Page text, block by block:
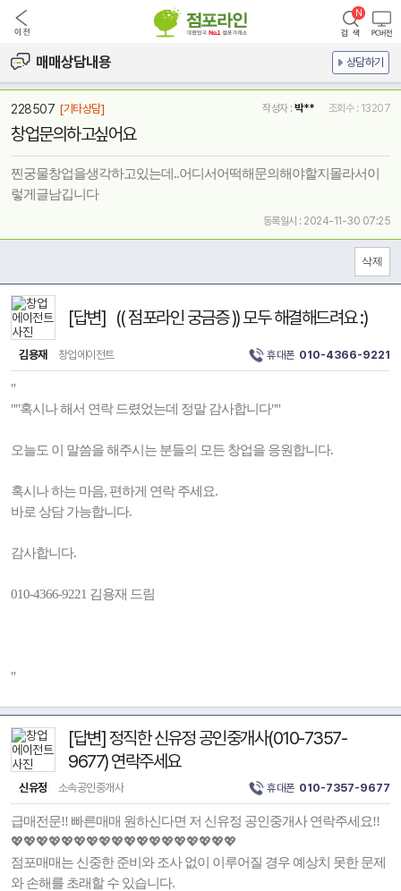
매매상담내용 상담하기
228507 [기타상담] 작성자 : 박** 조회수 : 13207
창업문의하고싶어요
찐궁물창업을생각하고있는데..어디서어떡해문의해야할지몰라서이
렇게글남깁니다
등록일시 : 2024-11-30 07:25
[답변] (( 점포라인 궁금증 )) 모두 해결해드려요 :)
김용재 창업에이전트 휴대폰 010-4366-9221
"
""혹시나 해서 연락 드렸었는데 정말 감사합니다""
오늘도 이 말씀을 해주시는 분들의 모든 창업을 응원합니다.
혹시나 하는 마음, 편하게 연락 주세요.
바로 상담 가능합니다.
감사합니다.
010-4366-9221 김용재 드림
"
[답변] 정직한 신유정 공인중개사(010-7357-
9677) 연락주세요
신유정 소속공인중개사 휴대폰 010-7357-9677
급매전문!! 빠른매매 원하신다면 저 신유정 공인중개사 연락주세요!!
💖💖💖💖💖💖💖💖💖💖💖💖💖💖💖💖💖💖
점포매매는 신중한 준비와 조사 없이 이루어질 경우 예상치 못한 문제
와 손해를 초래할 수 있습니다.